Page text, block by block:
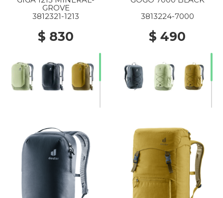
GROVE
3812321-1213
$ 830
3813224-7000
$ 490